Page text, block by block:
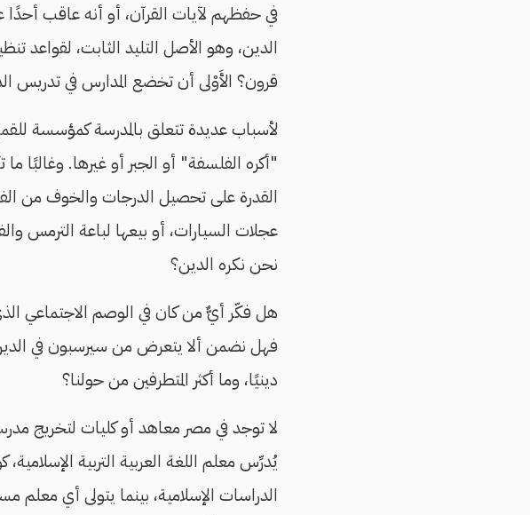
في حفظهم لآيات القرآن، أو أنه عاقب
الدين، وهو الأصل التليد الثابت، لقواعد
قرون؟ الأَوْلى أن تخضع المدارس في تدريس
لأسباب عديدة تتعلق بالمدرسة كمؤسسة للقمع
"أكره الفلسفة" أو الجبر أو غيرها. وغالبًا
القدرة على تحصيل الدرجات والخوف من
عجلات السيارات، أو بيعها لباعة الترمس
نحن نكره الدين؟
هل فكّر أيٌّ من كان في الوصم الاجتماعي
فهل نضمن ألا يتعرض من سيرسبون في
دينيًا، وما أكثر المتطرفين من حولنا؟
لا توجد في مصر معاهد أو كليات لتخريج
يُدرِّس معلم اللغة العربية التربية
الدراسات الإسلامية، بينما يتولى أي معلم